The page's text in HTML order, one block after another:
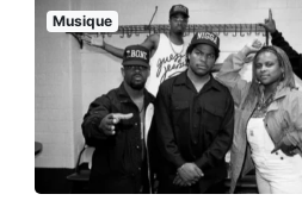
Musique